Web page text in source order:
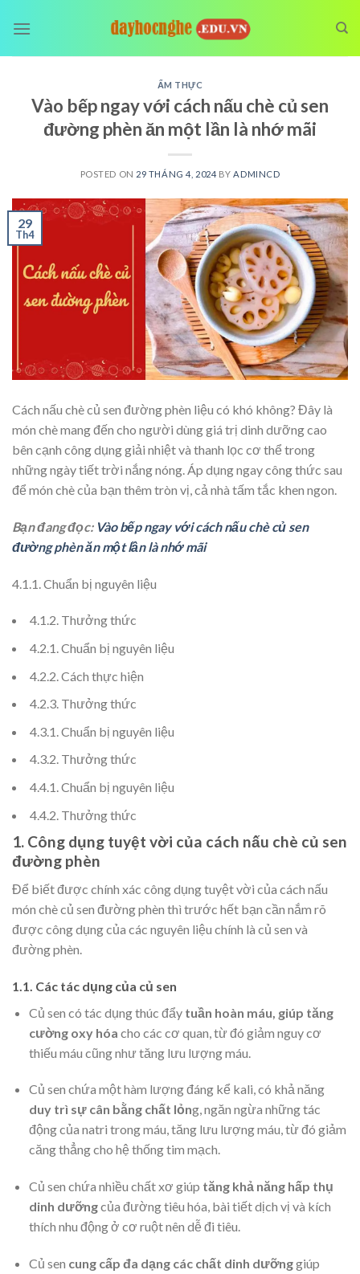
ẨM THỰC
Vào bếp ngay với cách nấu chè củ sen
đường phèn ăn một lần là nhớ mãi
POSTED ON 29 THÁNG 4, 2024 BY ADMINCD
29
Th4
Cách nấu chè củ sen đường phèn liệu có khó không? Đây là
món chè mang đến cho người dùng giá trị dinh dưỡng cao
bên cạnh công dụng giải nhiệt và thanh lọc cơ thể trong
những ngày tiết trời nắng nóng. Áp dụng ngay công thức sau
để món chè của bạn thêm tròn vị, cả nhà tấm tắc khen ngon.
Bạn đang đọc: Vào bếp ngay với cách nấu chè củ sen
đường phèn ăn một lần là nhớ mãi
4.1.1. Chuẩn bị nguyên liệu
4.1.2. Thưởng thức
4.2.1. Chuẩn bị nguyên liệu
4.2.2. Cách thực hiện
4.2.3. Thưởng thức
4.3.1. Chuẩn bị nguyên liệu
4.3.2. Thưởng thức
4.4.1. Chuẩn bị nguyên liệu
4.4.2. Thưởng thức
1. Công dụng tuyệt vời của cách nấu chè củ sen
đường phèn
Để biết được chính xác công dụng tuyệt vời của cách nấu
món chè củ sen đường phèn thì trước hết bạn cần nắm rõ
được công dụng của các nguyên liệu chính là củ sen và
đường phèn.
1.1. Các tác dụng của củ sen
Củ sen có tác dụng thúc đẩy tuần hoàn máu, giúp tăng
cường oxy hóa cho các cơ quan, từ đó giảm nguy cơ
thiếu máu cũng như tăng lưu lượng máu.
Củ sen chứa một hàm lượng đáng kể kali, có khả năng
duy trì sự cân bằng chất lỏng, ngăn ngừa những tác
động của natri trong máu, tăng lưu lượng máu, từ đó giảm
căng thẳng cho hệ thống tim mạch.
Củ sen chứa nhiều chất xơ giúp tăng khả năng hấp thụ
dinh dưỡngcủa đường tiêu hóa, bài tiết dịch vị và kích
thích nhu động ở cơ ruột nên dễ đi tiêu.
Củ sen cung cấp đa dạng các chất dinh dưỡnggiúp